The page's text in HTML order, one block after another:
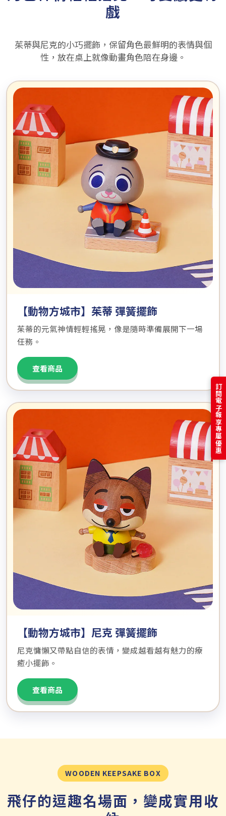
戲
茱蒂與尼克的小巧擺飾，保留角色最鮮明的表情與個
性，放在桌上就像動畫角色陪在身邊。
【動物方城市】茱蒂 彈簧擺飾
茱蒂的元氣神情輕輕搖晃，像是隨時準備展開下一場
任務。
查看商品
【動物方城市】尼克 彈簧擺飾
尼克慵懶又帶點自信的表情，變成越看越有魅力的療
癒小擺飾。
查看商品
WOODEN KEEPSAKE BOX
飛仔的逗趣名場面，變成實用收
訂閱電子報享專屬優惠